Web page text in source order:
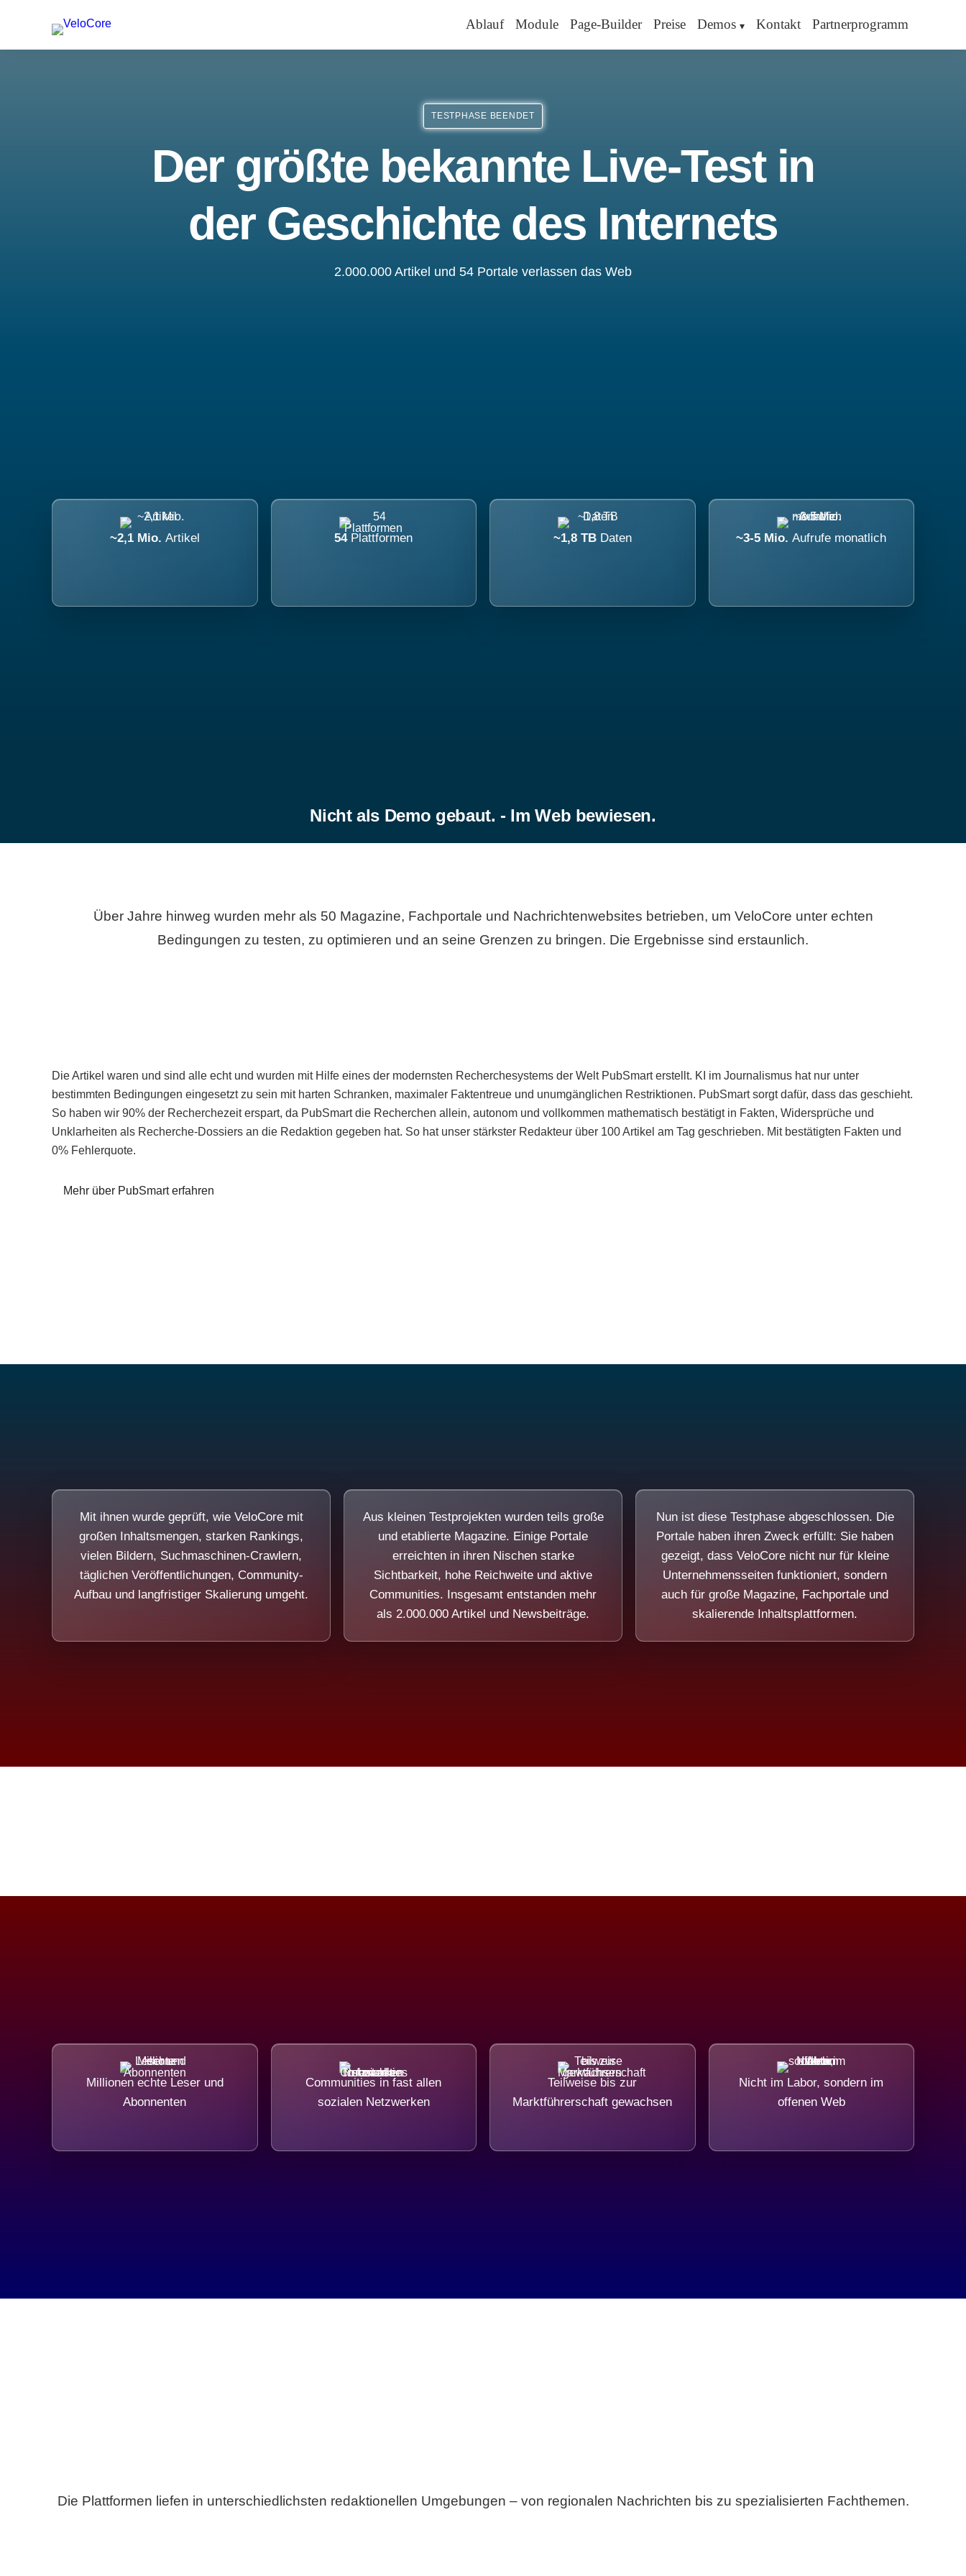
Ablauf Module Page-Builder Preise Demos Kontakt Partnerprogramm
TESTPHASE BEENDET
Der größte bekannte Live-Test in
der Geschichte des Internets
2.000.000 Artikel und 54 Portale verlassen das Web
~2,1 Mio. Artikel 54 Plattformen ~1,8 TB Daten ~3-5 Mio.Aufrufe monatlich
Nicht als Demo gebaut. - Im Web bewiesen.
Über Jahre hinweg wurden mehr als 50 Magazine, Fachportale und Nachrichtenwebsites betrieben, um VeloCore unter echten
Bedingungen zu testen, zu optimieren und an seine Grenzen zu bringen. Die Ergebnisse sind erstaunlich.
Die Artikel waren und sind alle echt und wurden mit Hilfe eines der modernsten Recherchesystems der Welt PubSmart erstellt. KI im Journalismus hat nur unter
bestimmten Bedingungen eingesetzt zu sein mit harten Schranken, maximaler Faktentreue und unumgänglichen Restriktionen. PubSmart sorgt dafür, dass das geschieht.
So haben wir 90% der Recherchezeit erspart, da PubSmart die Recherchen allein, autonom und vollkommen mathematisch bestätigt in Fakten, Widersprüche und
Unklarheiten als Recherche-Dossiers an die Redaktion gegeben hat. So hat unser stärkster Redakteur über 100 Artikel am Tag geschrieben. Mit bestätigten Fakten und
0% Fehlerquote.
Mehr über PubSmart erfahren
Mit ihnen wurde geprüft, wie VeloCore mit
großen Inhaltsmengen, starken Rankings,
vielen Bildern, Suchmaschinen-Crawlern,
täglichen Veröffentlichungen, Community-
Aufbau und langfristiger Skalierung umgeht.
Aus kleinen Testprojekten wurden teils große
und etablierte Magazine. Einige Portale
erreichten in ihren Nischen starke
Sichtbarkeit, hohe Reichweite und aktive
Communities. Insgesamt entstanden mehr
als 2.000.000 Artikel und Newsbeiträge.
Nun ist diese Testphase abgeschlossen. Die
Portale haben ihren Zweck erfüllt: Sie haben
gezeigt, dass VeloCore nicht nur für kleine
Unternehmensseiten funktioniert, sondern
auch für große Magazine, Fachportale und
skalierende Inhaltsplattformen.
Millionen echte Leser und
Abonnenten
Communities in fast allen
sozialen Netzwerken
Teilweise bis zur
Marktführerschaft gewachsen
Nicht im Labor, sondern im
offenen Web
Die Plattformen liefen in unterschiedlichsten redaktionellen Umgebungen – von regionalen Nachrichten bis zu spezialisierten Fachthemen.